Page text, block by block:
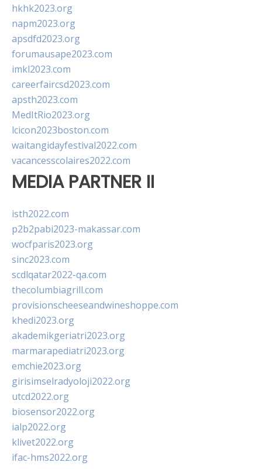
hkhk2023.org
napm2023.org
apsdfd2023.org
forumausape2023.com
imkl2023.com
careerfaircsd2023.com
apsth2023.com
MedItRio2023.org
lcicon2023boston.com
waitangidayfestival2022.com
vacancesscolaires2022.com
MEDIA PARTNER II
isth2022.com
p2b2pabi2023-makassar.com
wocfparis2023.org
sinc2023.com
scdlqatar2022-qa.com
thecolumbiagrill.com
provisionscheeseandwineshoppe.com
khedi2023.org
akademikgeriatri2023.org
marmarapediatri2023.org
emchie2023.org
girisimselradyoloji2022.org
utcd2022.org
biosensor2022.org
ialp2022.org
klivet2022.org
ifac-hms2022.org